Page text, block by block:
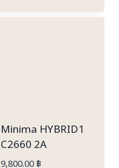
Minima HYBRID1
C2660 2A
9,800.00฿